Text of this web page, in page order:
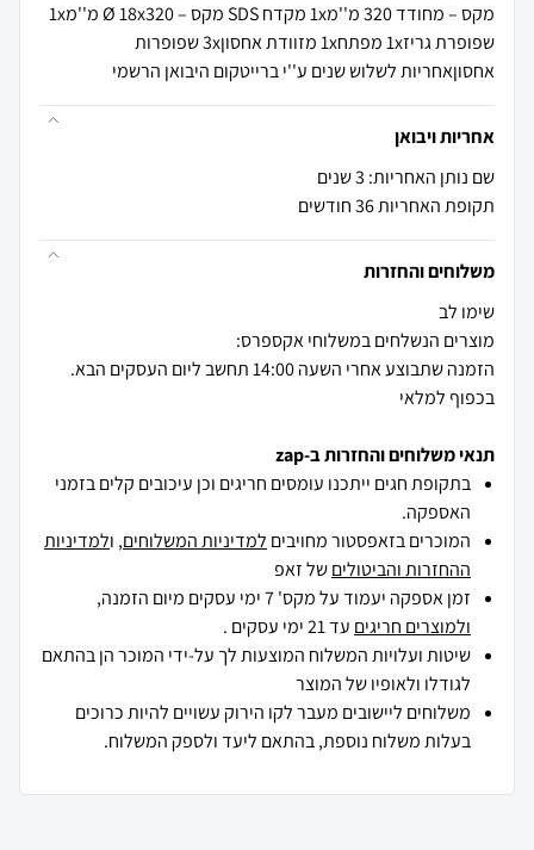
מקס – מחודד 320 מ''מ1x מקדח SDS מקס – Ø 18x320 מ''מ1x
שפופרת גריז1x מפתח1x מזוודת אחסון3x שפופרות
אחסוןאחריות לשלוש שנים ע''י ברייטקום היבואן הרשמי
אחריות ויבואן
שם נותן האחריות: 3 שנים
תקופת האחריות 36 חודשים
משלוחים והחזרות
הזמנה שתבוצע אחרי השעה 14:00 תחשב ליום העסקים הבא.
בכפוף למלאי
תנאי משלוחים והחזרות ב-zap
בתקופת חגים ייתכנו עומסים חריגים וכן עיכובים קלים בזמני
האספקה.
המוכרים בזאפסטור מחויבים למדיניות המשלוחים, ולמדיניות
ההחזרות והביטוליםשל זאפ
זמן אספקה יעמוד על מקס' 7 ימי עסקים מיום הזמנה,
ולמוצרים חריגים עד 21 ימי עסקים .
שיטות ועלויות המשלוח המוצעות לך על-ידי המוכר הן בהתאם
לגודלו ולאופיו של המוצר
משלוחים ליישובים מעבר לקו הירוק עשויים להיות כרוכים
בעלות משלוח נוספת, בהתאם ליעד ולספק המשלוח.